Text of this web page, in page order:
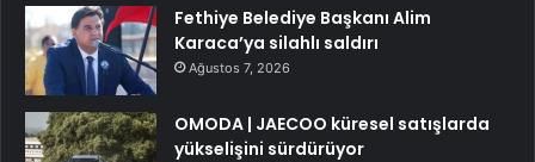
Fethiye Belediye Başkanı Alim
Karaca’ya silahlı saldırı
Ağustos 7, 2026
OMODA | JAECOO küresel satışlarda
yükselişini sürdürüyor